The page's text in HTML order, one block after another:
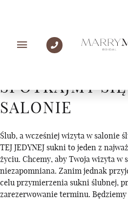
UMÓW SIĘ
SPOTKAJMY
SALONIE
Ślub, a wcześniej wizyta w salonie
TEJ JEDYNEJ sukni to jeden z
życiu. Chcemy, aby Twoja wizyta w
niezapomniana. Zanim jednak
celu przymierzenia sukni ślubnej,
zarezerwowanie terminu.